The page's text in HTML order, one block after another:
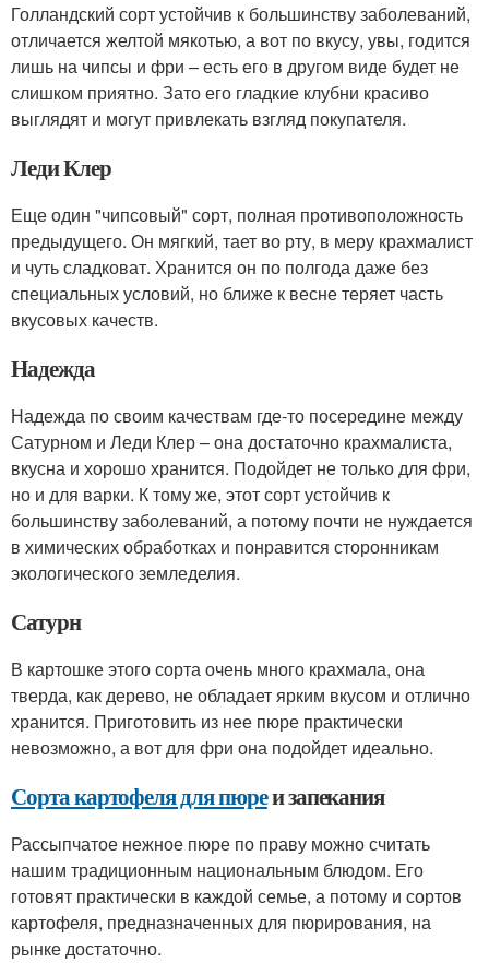
Голландский сорт устойчив к большинству заболеваний,
отличается желтой мякотью, а вот по вкусу, увы, годится
лишь на чипсы и фри – есть его в другом виде будет не
слишком приятно. Зато его гладкие клубни красиво
выглядят и могут привлекать взгляд покупателя.
Леди Клер
Еще один "чипсовый" сорт, полная противоположность
предыдущего. Он мягкий, тает во рту, в меру крахмалист
и чуть сладковат. Хранится он по полгода даже без
специальных условий, но ближе к весне теряет часть
вкусовых качеств.
Надежда
Надежда по своим качествам где-то посередине между
Сатурном и Леди Клер – она достаточно крахмалиста,
вкусна и хорошо хранится. Подойдет не только для фри,
но и для варки. К тому же, этот сорт устойчив к
большинству заболеваний, а потому почти не нуждается
в химических обработках и понравится сторонникам
экологического земледелия.
Сатурн
В картошке этого сорта очень много крахмала, она
тверда, как дерево, не обладает ярким вкусом и отлично
хранится. Приготовить из нее пюре практически
невозможно, а вот для фри она подойдет идеально.
Сорта картофеля для пюреи запекания
Рассыпчатое нежное пюре по праву можно считать
нашим традиционным национальным блюдом. Его
готовят практически в каждой семье, а потому и сортов
картофеля, предназначенных для пюрирования, на
рынке достаточно.